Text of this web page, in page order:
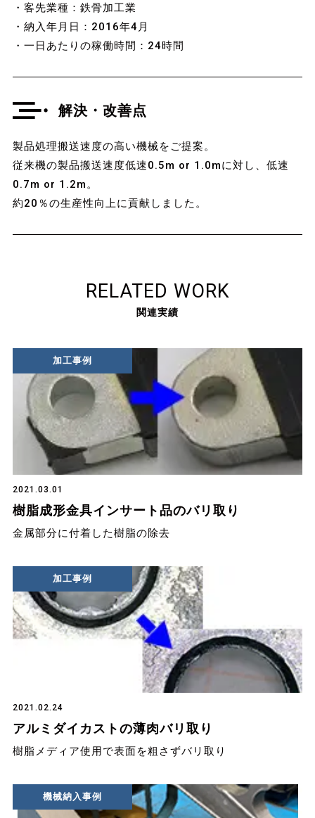
・客先業種：鉄骨加工業
・納入年月日：2016年4月
・一日あたりの稼働時間：24時間
解決・改善点
製品処理搬送速度の高い機械をご提案。
従来機の製品搬送速度低速0.5m or 1.0mに対し、低速
0.7m or 1.2m。
約20％の生産性向上に貢献しました。
RELATED WORK
関連実績
加工事例
2021.03.01
樹脂成形金具インサート品のバリ取り
金属部分に付着した樹脂の除去
加工事例
2021.02.24
アルミダイカストの薄肉バリ取り
樹脂メディア使用で表面を粗さずバリ取り
加工事例
機械納入事例